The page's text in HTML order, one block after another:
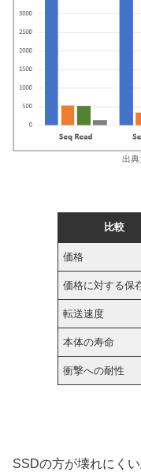
出典
比較
価格
価格に対する保
転送速度
本体の寿命
衝撃への耐性
SSDの方が壊れにく